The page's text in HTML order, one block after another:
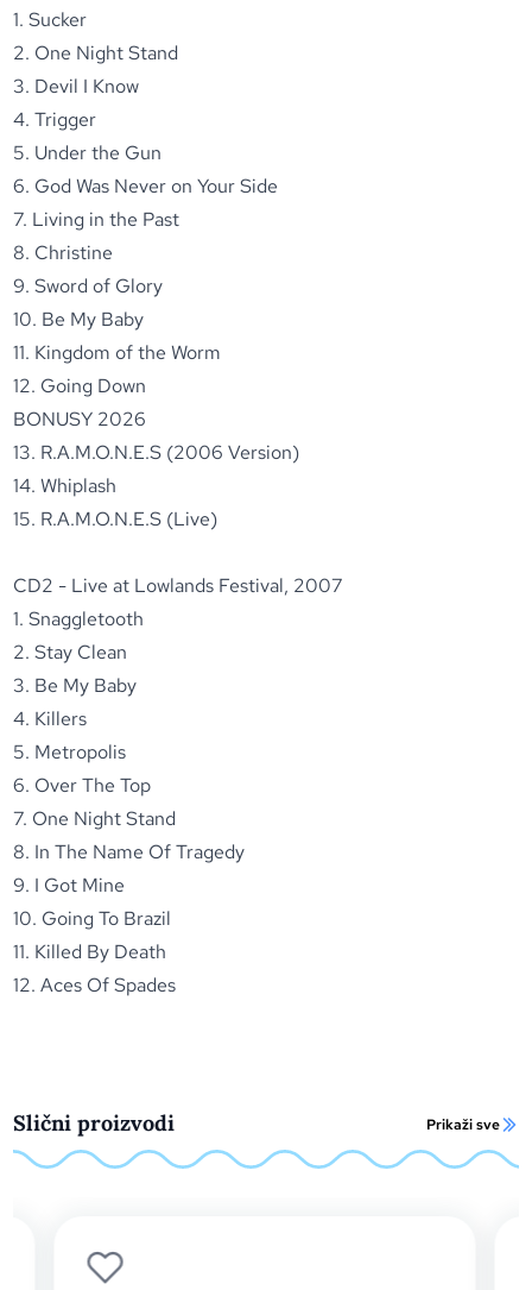
1. Sucker
2. One Night Stand
3. Devil I Know
4. Trigger
5. Under the Gun
6. God Was Never on Your Side
7. Living in the Past
8. Christine
9. Sword of Glory
10. Be My Baby
11. Kingdom of the Worm
12. Going Down
BONUSY 2026
13. R.A.M.O.N.E.S (2006 Version)
14. Whiplash
15. R.A.M.O.N.E.S (Live)
CD2 - Live at Lowlands Festival, 2007
1. Snaggletooth
2. Stay Clean
3. Be My Baby
4. Killers
5. Metropolis
6. Over The Top
7. One Night Stand
8. In The Name Of Tragedy
9. I Got Mine
10. Going To Brazil
11. Killed By Death
12. Aces Of Spades
Slični proizvodi Prikaži sve